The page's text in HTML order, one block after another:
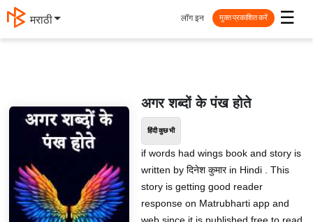
मराठी ☰
लॉग इन मुक्त प्रकाशित करें
अगर शब्दों के पंख होते
हिंदी कुछ भी
if words had wings book and story is
written by दिनेश कुमार in Hindi . This
story is getting good reader
response on Matrubharti app and